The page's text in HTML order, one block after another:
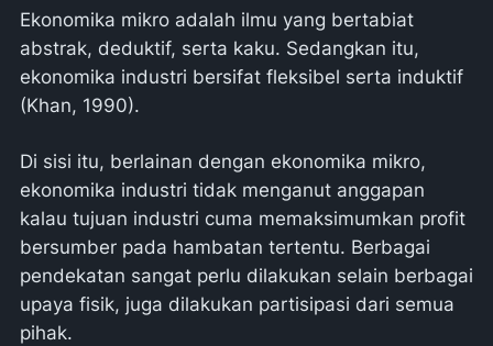
Ekonomika mikro adalah ilmu yang bertabiat
abstrak, deduktif, serta kaku. Sedangkan itu,
ekonomika industri bersifat fleksibel serta induktif
(Khan, 1990).
Di sisi itu, berlainan dengan ekonomika mikro,
ekonomika industri tidak menganut anggapan
kalau tujuan industri cuma memaksimumkan profit
bersumber pada hambatan tertentu. Berbagai
pendekatan sangat perlu dilakukan selain berbagai
upaya fisik, juga dilakukan partisipasi dari semua
pihak.